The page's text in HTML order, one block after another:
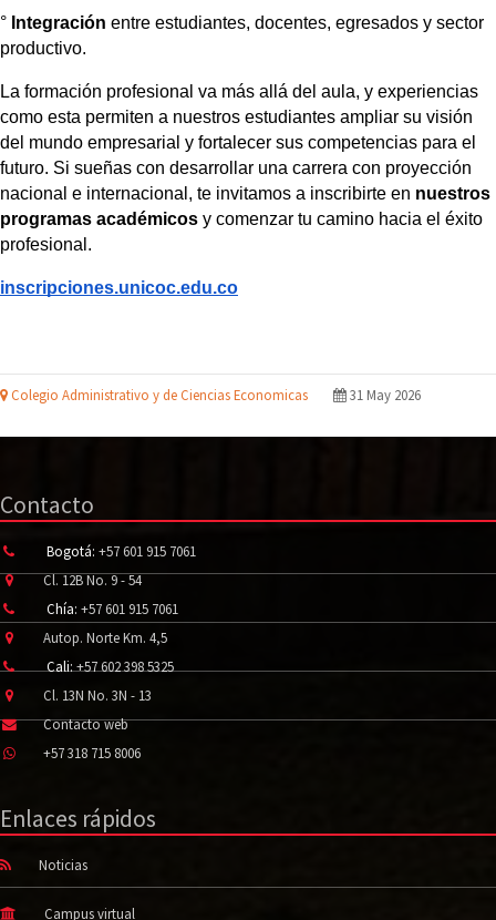
° Integración entre estudiantes, docentes, egresados y sector
productivo.
La formación profesional va más allá del aula, y experiencias
como esta permiten a nuestros estudiantes ampliar su visión
del mundo empresarial y fortalecer sus competencias para el
futuro. Si sueñas con desarrollar una carrera con proyección
nacional e internacional, te invitamos a inscribirte en nuestros
programas académicos y comenzar tu camino hacia el éxito
profesional.
inscripciones.unicoc.edu.co
Colegio Administrativo y de Ciencias Economicas 31 May 2026
Contacto
Bogotá: +57 601 915 7061
Cl. 12B No. 9 - 54
Chía: +57 601 915 7061
Autop. Norte Km. 4,5
Cali: +57 602 398 5325
Cl. 13N No. 3N - 13
Contacto web
+57 318 715 8006
Enlaces rápidos
Noticias
Campus virtual